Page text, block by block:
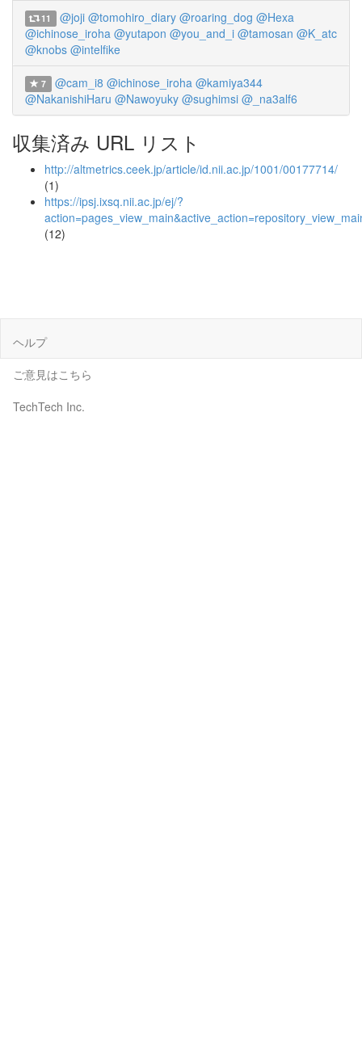
11 @joji @tomohiro_diary @roaring_dog @Hexa
@ichinose_iroha @yutapon @you_and_i @tamosan @K_atc
@knobs @intelfike
7 @cam_i8 @ichinose_iroha @kamiya344
@NakanishiHaru @Nawoyuky @sughimsi @_na3alf6
収集済み URL リスト
http://altmetrics.ceek.jp/article/id.nii.ac.jp/1001/00177714/
(1)
https://ipsj.ixsq.nii.ac.jp/ej/?
(12)
ヘルプ
ご意見はこちら
TechTech Inc.